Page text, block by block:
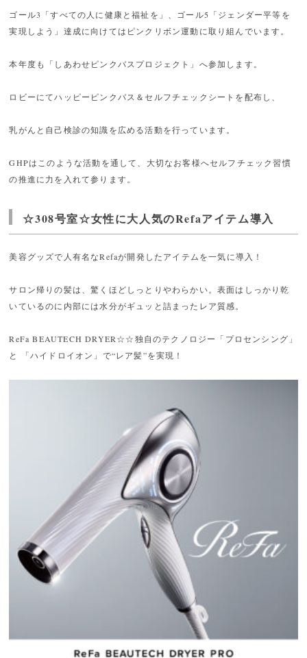
ゴール3「すべての人に健康と福祉を」、ゴール5「ジェンダー平等を
実現しよう」達成に向けてはピンクリボン運動に取り組んでいます。
本年度も「しあわせピンクバスプロジェクト」へ参加します。
ロビーにてハッピーピンクバス＆セルフチェックシートを配布し、
乳がんと自己検診の知識を広める活動を行っています。
GHPはこのような活動を通して、大切なお客様へセルフチェック習慣
の推進に力を入れて参ります。
☆308号室☆女性に大人気のRefaアイテム導入
美容グッズで人有名なRefaが開発したアイテムを一気に導入！
サロン帰りの髪は、驚くほどしっとりやわらかい。表面はしっかり乾
いているのに内部には水分がギュッと詰まったレア質感。
ReFa BEAUTECH DRYER☆☆独自のテクノロジー「プロセンシング」
と 「ハイドロイオン」で“レア髪”を実現！